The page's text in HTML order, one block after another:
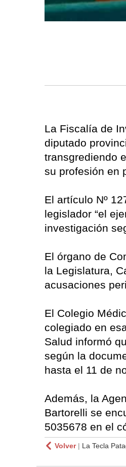
La Fiscalía de
diputado
transgrediendo
su profesión en
El artículo Nº
legislador “el
investigación
El órgano de
la Legislatura,
acusaciones
El Colegio
colegiado en
Salud informó
según la
hasta el 11 de
Además, la
Bartorelli se
5035678 en el
Volver| La Tecla